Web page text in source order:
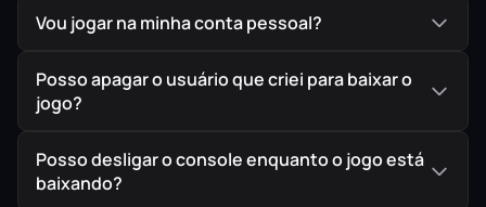
humanidade se vê com a necessidade de voltar seus
olhos para a tecnologia novamente.
O planeta se reconstruiu, o homem redescobriu a pólvora
e as máquinas a vapor. No tempo presente, o Império,
uma potência maligna e emergente liderado pelo
Imperador Gestahl e seus generais – Kefka Pallazzo,
Celes Chere e Leo Cristophe – está tentando ressuscitar
Vou jogar na minha conta pessoal?
Posso apagar o usuário que criei para baixar o
jogo?
Posso desligar o console enquanto o jogo está
baixando?